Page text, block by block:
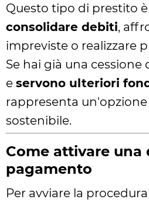
Questo tipo di prestito
consolidare debiti,
impreviste o realizzare
Se hai già una
e servono ulteriori
rappresenta
sostenibile.
Come attivare una
pagamento
Per avviare la